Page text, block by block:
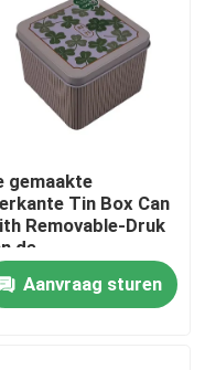
gemaakte
Tin Box Can
Removable-Druk
de
Aanvraag sturen